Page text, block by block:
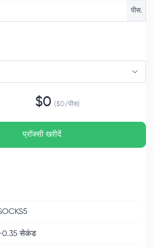
पीस.
$0 ($0/पीस)
प्रॉक्सी खरीदें
~0.35 सेकंड